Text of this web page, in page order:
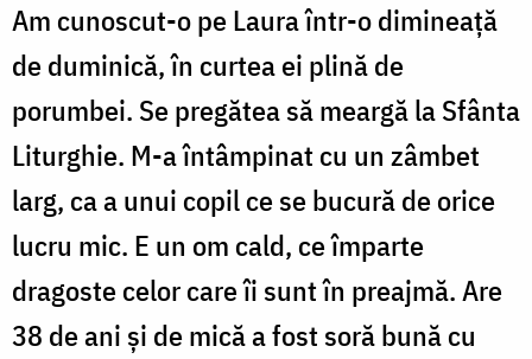
Hristos”
Am cunoscut-o pe Laura într-o dimineață
de duminică, în curtea ei plină de
porumbei. Se pregătea să meargă la Sfânta
Liturghie. M-a întâmpinat cu un zâmbet
larg, ca a unui copil ce se bucură de orice
lucru mic. E un om cald, ce împarte
dragoste celor care îi sunt în preajmă. Are
38 de ani și de mică a fost soră bună cu